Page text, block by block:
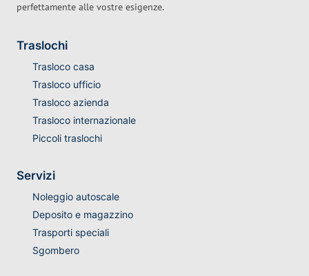
perfettamente alle vostre esigenze.
Traslochi
Trasloco casa
Trasloco ufficio
Trasloco azienda
Trasloco internazionale
Piccoli traslochi
Servizi
Noleggio autoscale
Deposito e magazzino
Trasporti speciali
Sgombero